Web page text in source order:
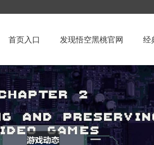
首页入口 发现悟空黑桃官网 经